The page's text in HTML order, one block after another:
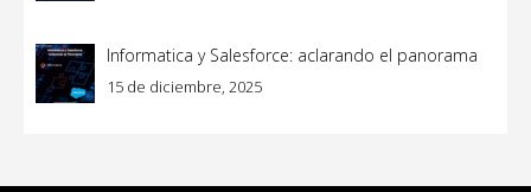
Informatica y Salesforce: aclarando el panorama
15 de diciembre, 2025